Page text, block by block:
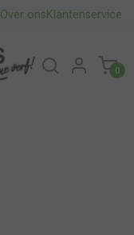
Over onsKlantenservice
0